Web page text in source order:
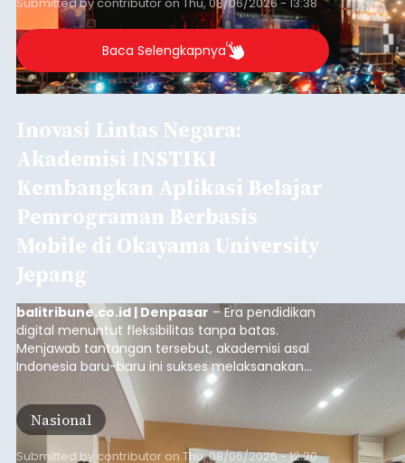
Lonjakan Pendaftar Warnai H-
2 HMC 2026 di Bali: Ajang
Modifikasi Terbesar Masuki
Edisi ke-12
balitribune.co.id | Denpasar- Dua hari
menjelang pembukaan resmi (H-2), pendaftaran
peserta ajang modifikasi sepeda motor Honda
terbesar di Indonesia, Honda Modif Contest